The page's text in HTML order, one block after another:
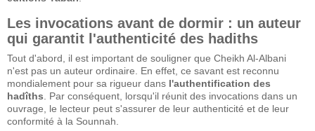
Les invocations avant de dormir : un auteur
qui garantit l'authenticité des hadiths
Tout d'abord, il est important de souligner que Cheikh Al-Albani
n'est pas un auteur ordinaire. En effet, ce savant est reconnu
mondialement pour sa rigueur dans l'authentification des
hadîths . Par conséquent, lorsqu'il réunit des invocations dans un
ouvrage, le lecteur peut s'assurer de leur authenticité et de leur
conformité à la Sounnah.